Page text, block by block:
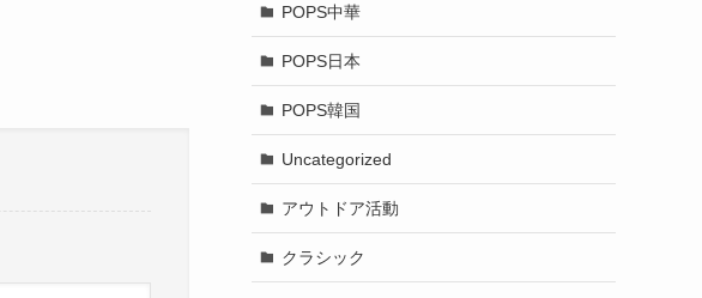
POPS中華
POPS日本
POPS韓国
Uncategorized
アウトドア活動
クラシック